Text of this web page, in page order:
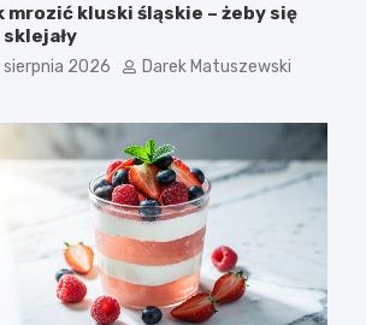
mrozić kluski śląskie – żeby się
sierpnia 2026 Darek Matuszewski